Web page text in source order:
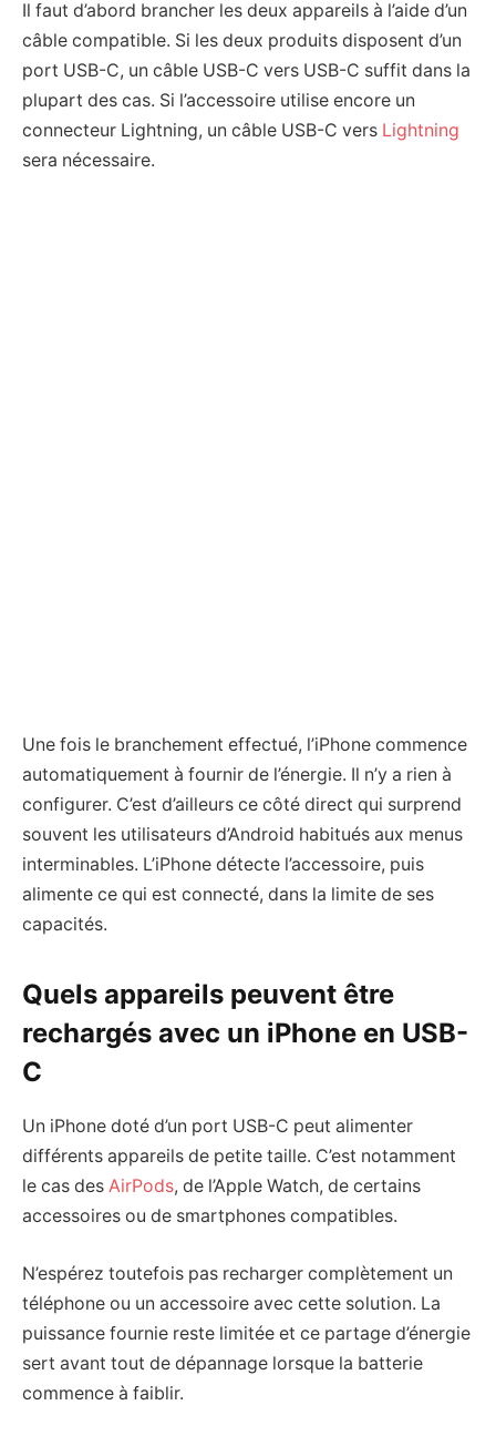
Il faut d’abord brancher les deux appareils à l’aide d’un
câble compatible. Si les deux produits disposent d’un
port USB-C, un câble USB-C vers USB-C suffit dans la
plupart des cas. Si l’accessoire utilise encore un
connecteur Lightning, un câble USB-C vers Lightning
sera nécessaire.
Une fois le branchement effectué, l’iPhone commence
automatiquement à fournir de l’énergie. Il n’y a rien à
configurer. C’est d’ailleurs ce côté direct qui surprend
souvent les utilisateurs d’Android habitués aux menus
interminables. L’iPhone détecte l’accessoire, puis
alimente ce qui est connecté, dans la limite de ses
capacités.
Quels appareils peuvent être
rechargés avec un iPhone en USB-
C
Un iPhone doté d’un port USB-C peut alimenter
différents appareils de petite taille. C’est notamment
le cas des AirPods, de l’Apple Watch, de certains
accessoires ou de smartphones compatibles.
N’espérez toutefois pas recharger complètement un
téléphone ou un accessoire avec cette solution. La
puissance fournie reste limitée et ce partage d’énergie
sert avant tout de dépannage lorsque la batterie
commence à faiblir.